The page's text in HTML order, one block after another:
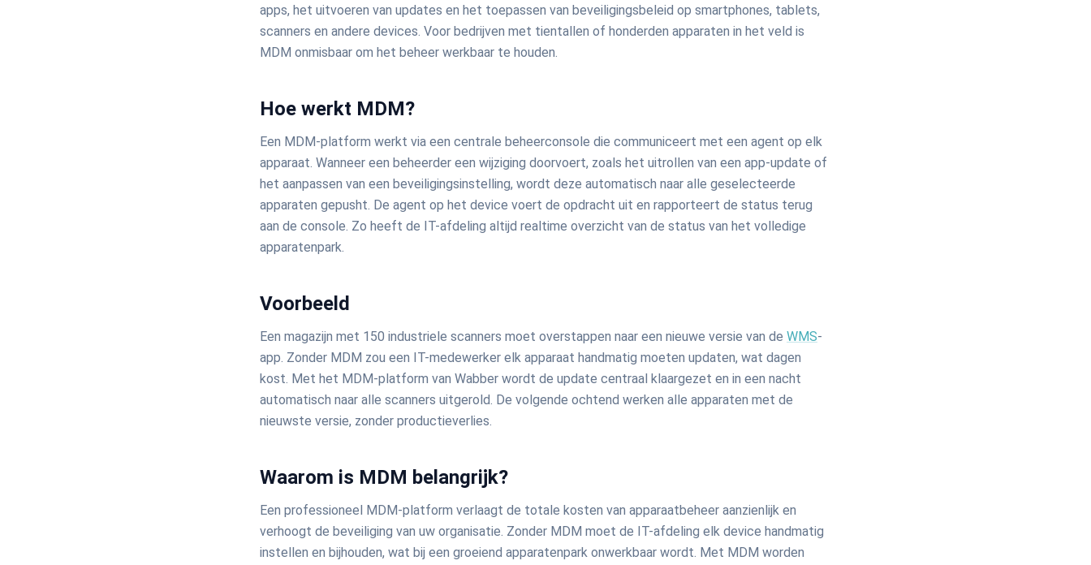
apps, het uitvoeren van updates en het toepassen van beveiligingsbeleid op smartphones, tablets,
scanners en andere devices. Voor bedrijven met tientallen of honderden apparaten in het veld is
MDM onmisbaar om het beheer werkbaar te houden.
Hoe werkt MDM?
Een MDM-platform werkt via een centrale beheerconsole die communiceert met een agent op elk
apparaat. Wanneer een beheerder een wijziging doorvoert, zoals het uitrollen van een app-update of
het aanpassen van een beveiligingsinstelling, wordt deze automatisch naar alle geselecteerde
apparaten gepusht. De agent op het device voert de opdracht uit en rapporteert de status terug
aan de console. Zo heeft de IT-afdeling altijd realtime overzicht van de status van het volledige
apparatenpark.
Voorbeeld
Een magazijn met 150 industriele scanners moet overstappen naar een nieuwe versie van de WMS-
app. Zonder MDM zou een IT-medewerker elk apparaat handmatig moeten updaten, wat dagen
kost. Met het MDM-platform van Wabber wordt de update centraal klaargezet en in een nacht
automatisch naar alle scanners uitgerold. De volgende ochtend werken alle apparaten met de
nieuwste versie, zonder productieverlies.
Waarom is MDM belangrijk?
Een professioneel MDM-platform verlaagt de totale kosten van apparaatbeheer aanzienlijk en
verhoogt de beveiliging van uw organisatie. Zonder MDM moet de IT-afdeling elk device handmatig
instellen en bijhouden, wat bij een groeiend apparatenpark onwerkbaar wordt. Met MDM worden